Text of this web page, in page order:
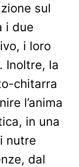
sul
i due
i loro
Inoltre, la
chitarra
l’anima
in una
nutre
dal